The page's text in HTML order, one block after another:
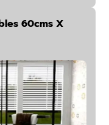
60cms X